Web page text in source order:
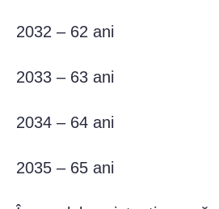
2032 – 62 ani
2033 – 63 ani
2034 – 64 ani
2035 – 65 ani